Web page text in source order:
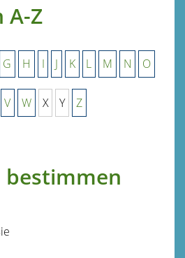
A-Z
G H I J K L M N O
V W X Y Z
bestimmen